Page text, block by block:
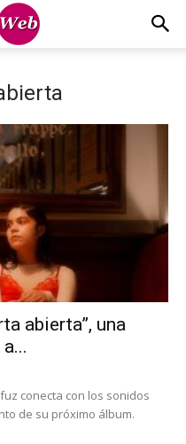
abierta”, una
conecta con los sonidos
de su próximo álbum.